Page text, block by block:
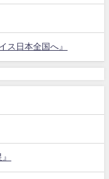
ス日本全国へ』